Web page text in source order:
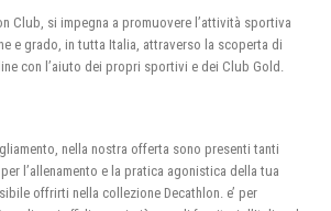
Club, si impegna a promuovere l’attività sportiva
e grado, in tutta Italia, attraverso la scoperta di
con l’aiuto dei propri sportivi e dei Club Gold.
nella nostra offerta sono presenti tanti
l’allenamento e la pratica agonistica della tua
offrirti nella collezione Decathlon. e’ per